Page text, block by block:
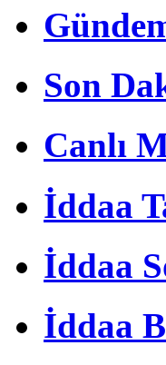
Son
Canlı
İddaa
İddaa
İddaa